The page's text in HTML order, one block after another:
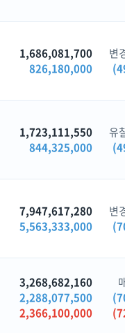
1,686,081,700
826,180,000
변
1,723,111,550
844,325,000
유
7,947,617,280
5,563,333,000
변
3,268,682,160
2,288,077,500
2,366,100,000